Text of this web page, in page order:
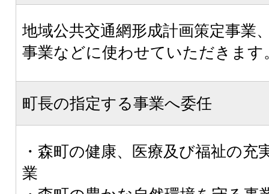
地域公共交通網形成計画策定事業
事業などに使わせていただきます
町長の指定する事業へ委任
・森町の健康、医療及び福祉の充
業